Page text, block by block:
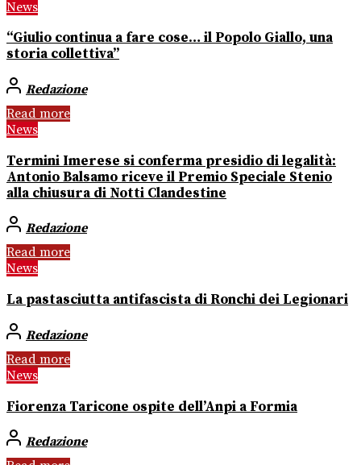
News
“Giulio continua a fare cose… il Popolo Giallo, una
storia collettiva”
Redazione
Read more
News
Termini Imerese si conferma presidio di legalità:
Antonio Balsamo riceve il Premio Speciale Stenio
alla chiusura di Notti Clandestine
Redazione
Read more
News
La pastasciutta antifascista di Ronchi dei Legionari
Redazione
Read more
News
Fiorenza Taricone ospite dell’Anpi a Formia
Redazione